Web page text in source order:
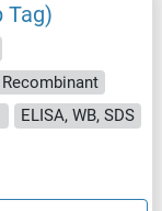
Tag)
Recombinant
ELISA, WB, SDS